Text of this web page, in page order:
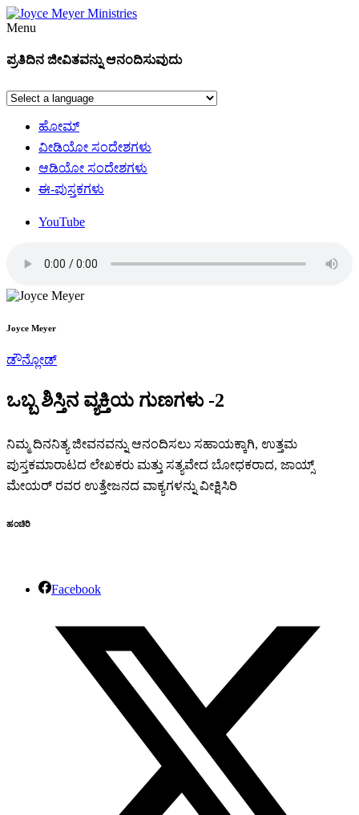
Menu
ಪ್ರತಿದಿನ ಜೀವಿತವನ್ನು ಆನಂದಿಸುವುದು
ಹೋಮ್
ವೀಡಿಯೋ ಸಂದೇಶಗಳು
ಆಡಿಯೋ ಸಂದೇಶಗಳು
ಈ-ಪುಸ್ತಕಗಳು
YouTube
Joyce Meyer
ಡೌನ್ಲೋಡ್
ಒಬ್ಬ ಶಿಸ್ತಿನ ವ್ಯಕ್ತಿಯ ಗುಣಗಳು -2
ನಿಮ್ಮ ದಿನನಿತ್ಯ ಜೀವನವನ್ನು ಆನಂದಿಸಲು ಸಹಾಯಕ್ಕಾಗಿ, ಉತ್ತಮ
ಪುಸ್ತಕಮಾರಾಟದ ಲೇಖಕರು ಮತ್ತು ಸತ್ಯವೇದ ಬೋಧಕರಾದ, ಜಾಯ್ಸ್
ಮೇಯರ್ ರವರ ಉತ್ತೇಜನದ ವಾಕ್ಯಗಳನ್ನು ವೀಕ್ಷಿಸಿರಿ
ಹಂಚಿರಿ
Facebook